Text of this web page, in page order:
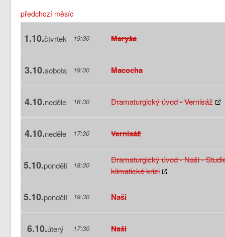
předchozí měsíc
1.10.čtvrtek 19:30 Maryša
3.10.sobota 19:30 Macocha
4.10.neděle 16:30 Dramaturgický úvod - Vernisáž
4.10.neděle 17:30 Vernisáž
5.10.pondělí 18:30
Dramaturgický úvod - Naši -
klimatické krizi
5.10.pondělí 19:30 Naši
6.10.úterý 17:30 Naši